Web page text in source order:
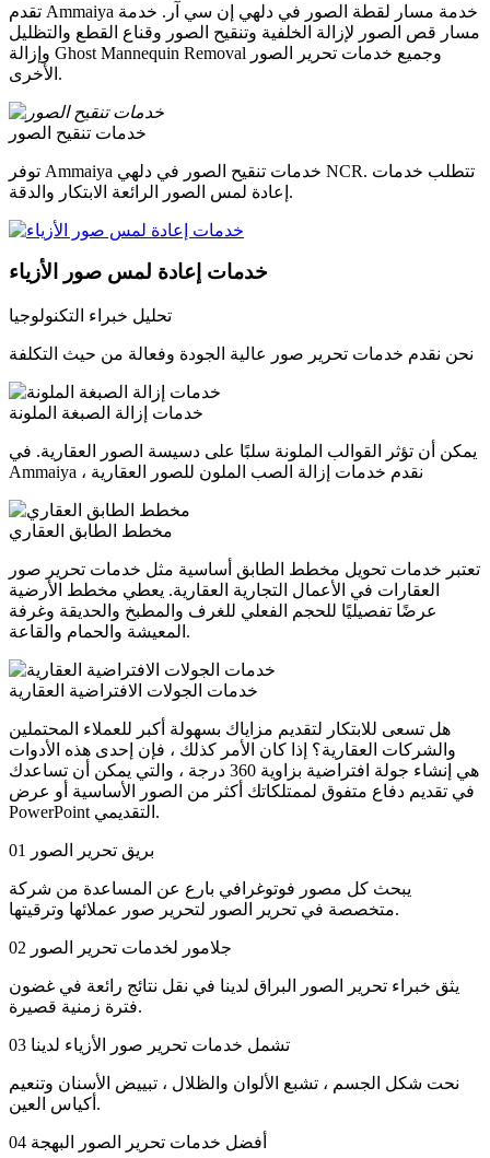
تقدم Ammaiya خدمة مسار لقطة الصور في دلهي إن سي آر. خدمة
مسار قص الصور لإزالة الخلفية وتنقيح الصور وقناع القطع والتظليل
وإزالة Ghost Mannequin Removal وجميع خدمات تحرير الصور
الأخرى.
خدمات تنقيح الصور
توفر Ammaiya خدمات تنقيح الصور في دلهي NCR. تتطلب خدمات
إعادة لمس الصور الرائعة الابتكار والدقة.
خدمات إعادة لمس صور الأزياء
تحليل خبراء التكنولوجيا
نحن نقدم خدمات تحرير صور عالية الجودة وفعالة من حيث التكلفة
خدمات إزالة الصبغة الملونة
يمكن أن تؤثر القوالب الملونة سلبًا على دسيسة الصور العقارية. في
Ammaiya ، نقدم خدمات إزالة الصب الملون للصور العقارية
مخطط الطابق العقاري
تعتبر خدمات تحويل مخطط الطابق أساسية مثل خدمات تحرير صور
العقارات في الأعمال التجارية العقارية. يعطي مخطط الأرضية
عرضًا تفصيليًا للحجم الفعلي للغرف والمطبخ والحديقة وغرفة
المعيشة والحمام والقاعة.
خدمات الجولات الافتراضية العقارية
هل تسعى للابتكار لتقديم مزاياك بسهولة أكبر للعملاء المحتملين
والشركات العقارية؟ إذا كان الأمر كذلك ، فإن إحدى هذه الأدوات
هي إنشاء جولة افتراضية بزاوية 360 درجة ، والتي يمكن أن تساعدك
في تقديم دفاع متفوق لممتلكاتك أكثر من الصور الأساسية أو عرض
PowerPoint التقديمي.
01 بريق تحرير الصور
يبحث كل مصور فوتوغرافي بارع عن المساعدة من شركة
متخصصة في تحرير الصور لتحرير صور عملائها وترقيتها.
02 جلامور لخدمات تحرير الصور
يثق خبراء تحرير الصور البراق لدينا في نقل نتائج رائعة في غضون
فترة زمنية قصيرة.
03 تشمل خدمات تحرير صور الأزياء لدينا
نحت شكل الجسم ، تشبع الألوان والظلال ، تبييض الأسنان وتنعيم
أكياس العين.
04 أفضل خدمات تحرير الصور البهجة